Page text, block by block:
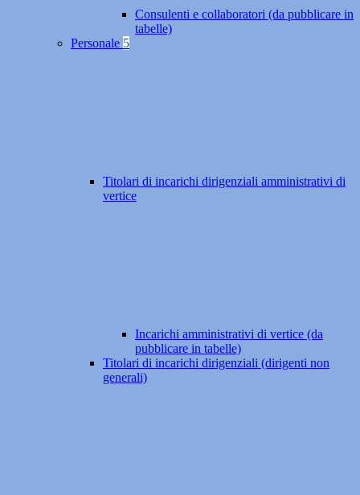
Consulenti e collaboratori (da pubblicare in
tabelle)
Personale 5
Titolari di incarichi dirigenziali amministrativi di
vertice
Incarichi amministrativi di vertice (da
pubblicare in tabelle)
Titolari di incarichi dirigenziali (dirigenti non
generali)